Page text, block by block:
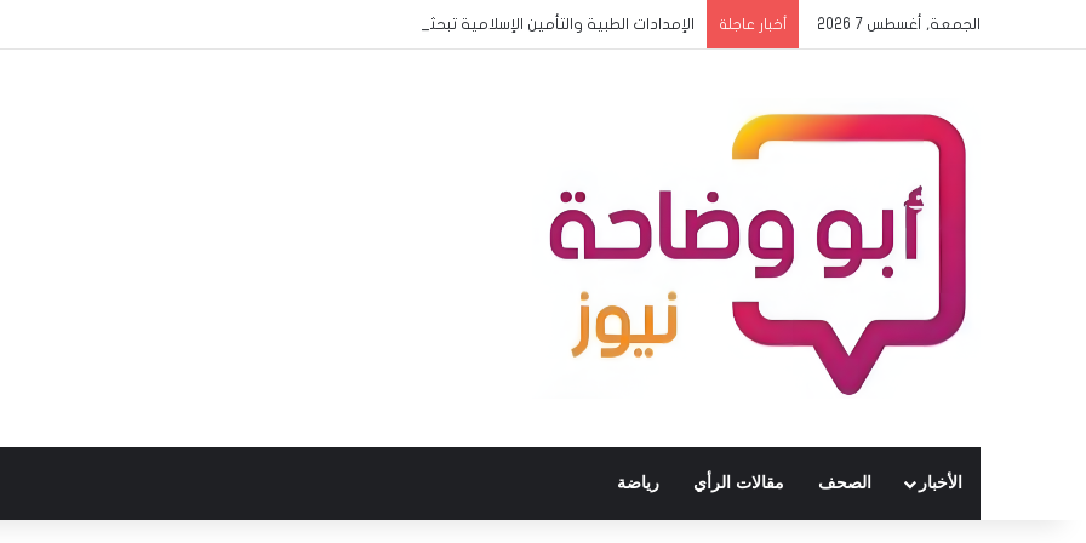
الجمعة, أغسطس 7 2026 أخبار عاجلة الإمدادات الطبية والتأمين الإسلامية تبحثان تعزيز الشراكة وتطوير خدمات التأمين
الأخبار الصحف مقالات الرأي رياضة